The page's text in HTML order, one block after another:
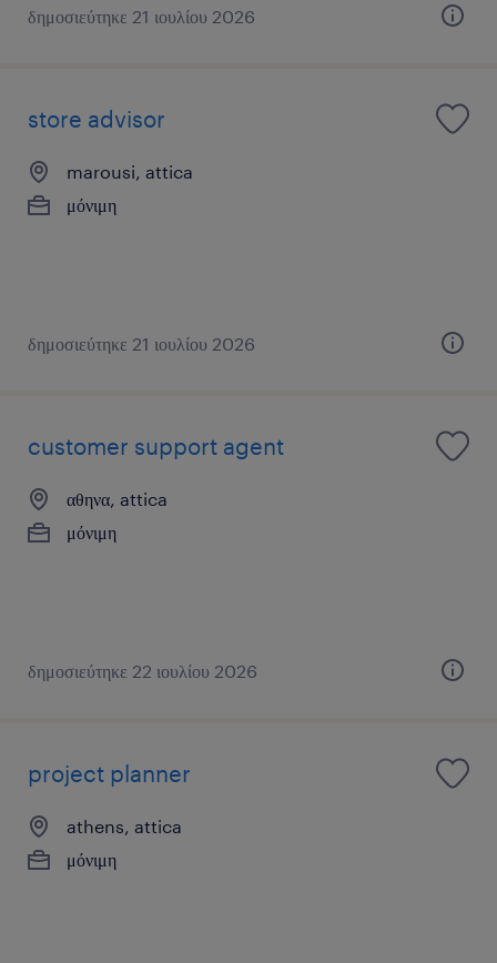
δημοσιεύτηκε 21 ιουλίου 2026
store advisor
marousi, attica
μόνιμη
δημοσιεύτηκε 21 ιουλίου 2026
customer support agent
αθηνα, attica
μόνιμη
δημοσιεύτηκε 22 ιουλίου 2026
project planner
athens, attica
μόνιμη